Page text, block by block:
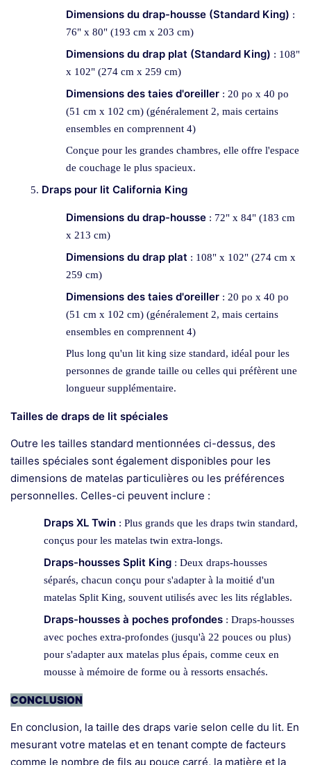
Dimensions du drap-housse (Standard King) :
76" x 80" (193 cm x 203 cm)
Dimensions du drap plat (Standard King) : 108"
x 102" (274 cm x 259 cm)
Dimensions des taies d'oreiller : 20 po x 40 po
(51 cm x 102 cm) (généralement 2, mais certains
ensembles en comprennent 4)
Conçue pour les grandes chambres, elle offre l'espace
de couchage le plus spacieux.
Draps pour lit California King
Dimensions du drap-housse : 72" x 84" (183 cm
x 213 cm)
Dimensions du drap plat : 108" x 102" (274 cm x
259 cm)
Dimensions des taies d'oreiller : 20 po x 40 po
(51 cm x 102 cm) (généralement 2, mais certains
ensembles en comprennent 4)
Plus long qu'un lit king size standard, idéal pour les
personnes de grande taille ou celles qui préfèrent une
longueur supplémentaire.
Tailles de draps de lit spéciales
Outre les tailles standard mentionnées ci-dessus, des
tailles spéciales sont également disponibles pour les
dimensions de matelas particulières ou les préférences
personnelles. Celles-ci peuvent inclure :
Draps XL Twin : Plus grands que les draps twin standard,
conçus pour les matelas twin extra-longs.
Draps-housses Split King : Deux draps-housses
séparés, chacun conçu pour s'adapter à la moitié d'un
matelas Split King, souvent utilisés avec les lits réglables.
Draps-housses à poches profondes : Draps-housses
avec poches extra-profondes (jusqu'à 22 pouces ou plus)
pour s'adapter aux matelas plus épais, comme ceux en
mousse à mémoire de forme ou à ressorts ensachés.
CONCLUSION
En conclusion, la taille des draps varie selon celle du lit. En
mesurant votre matelas et en tenant compte de facteurs
comme le nombre de fils au pouce carré, la matière et la